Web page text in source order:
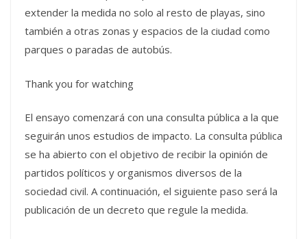
extender la medida no solo al resto de playas, sino
también a otras zonas y espacios de la ciudad como
parques o paradas de autobús.
Thank you for watching
El ensayo comenzará con una consulta pública a la que
seguirán unos estudios de impacto. La consulta pública
se ha abierto con el objetivo de recibir la opinión de
partidos políticos y organismos diversos de la
sociedad civil. A continuación, el siguiente paso será la
publicación de un decreto que regule la medida.